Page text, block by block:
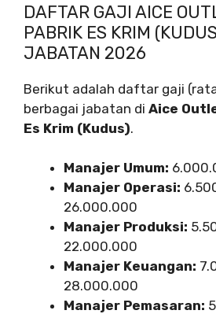
DAFTAR GAJI AICE
PABRIK ES KRIM
JABATAN 2026
Berikut adalah daftar gaji
berbagai jabatan di Aice
Es Krim (Kudus).
Manajer Umum:
Manajer Operasi:
26.000.000
Manajer Produksi:
22.000.000
Manajer Keuangan:
28.000.000
Manajer Pemasaran: